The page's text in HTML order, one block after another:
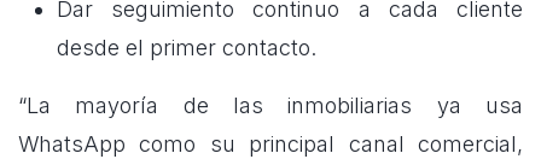
Dar seguimiento continuo a cada cliente
desde el primer contacto.
“La mayoría de las inmobiliarias ya usa
WhatsApp como su principal canal comercial,